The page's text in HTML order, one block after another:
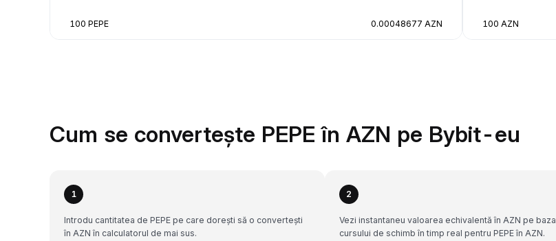
100 PEPE 0.00048677 AZN 100 AZN
Cum se convertește PEPE în AZN pe Bybit-eu
1
Introdu cantitatea de PEPE pe care dorești să o convertești
în AZN în calculatorul de mai sus.
2
Vezi instantaneu valoarea echivalentă în AZN pe baza
cursului de schimb în timp real pentru PEPE în AZN.